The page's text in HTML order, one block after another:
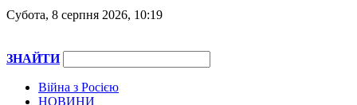
Субота, 8 серпня 2026, 10:19
ЗНАЙТИ
Війна з Росією
НОВИНИ